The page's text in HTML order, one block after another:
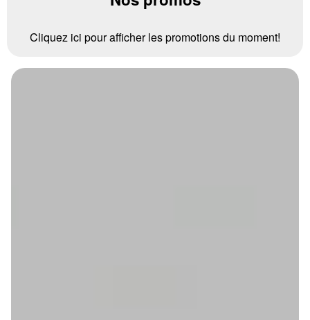
Cliquez ici pour afficher les promotions du moment!